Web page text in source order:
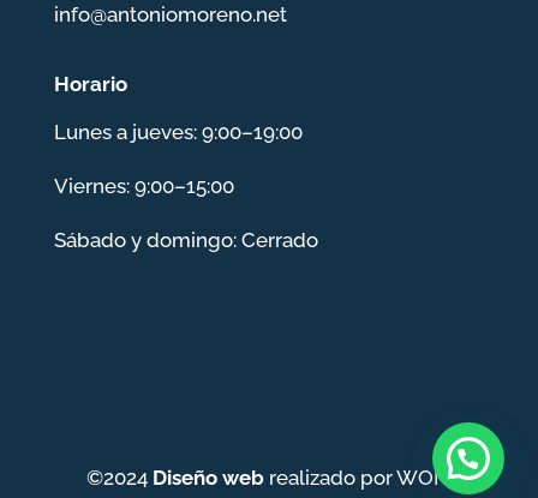
info@antoniomoreno.net
Horario
Lunes a jueves: 9:00–19:00
Viernes: 9:00–15:00
Sábado y domingo: Cerrado
©2024 Diseño webrealizado por WOM